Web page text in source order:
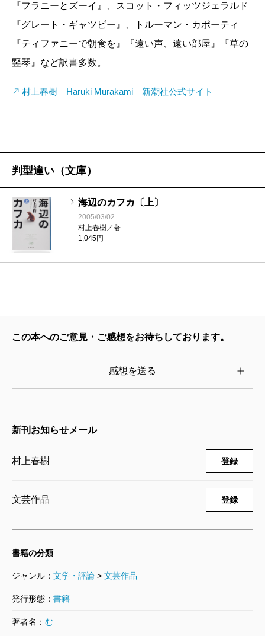
『フラニーとズーイ』、スコット・フィッツジェラルド
『グレート・ギャツビー』、トルーマン・カポーティ
『ティファニーで朝食を』『遠い声、遠い部屋』『草の
竪琴』など訳書多数。
村上春樹 Haruki Murakami 新潮社公式サイト
判型違い（文庫）
海辺のカフカ〔上〕
2005/03/02
村上春樹／著
1,045円
この本へのご意見・ご感想をお待ちしております。
感想を送る
新刊お知らせメール
村上春樹 登録
文芸作品 登録
書籍の分類
ジャンル： 文学・評論 > 文芸作品
発行形態： 書籍
著者名： む